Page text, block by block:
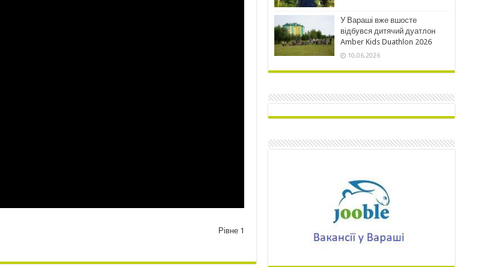
Рівне 1
У Вараші вже вшосте
відбувся дитячий дуатлон
Amber Kids Duathlon 2026
10.06.2026